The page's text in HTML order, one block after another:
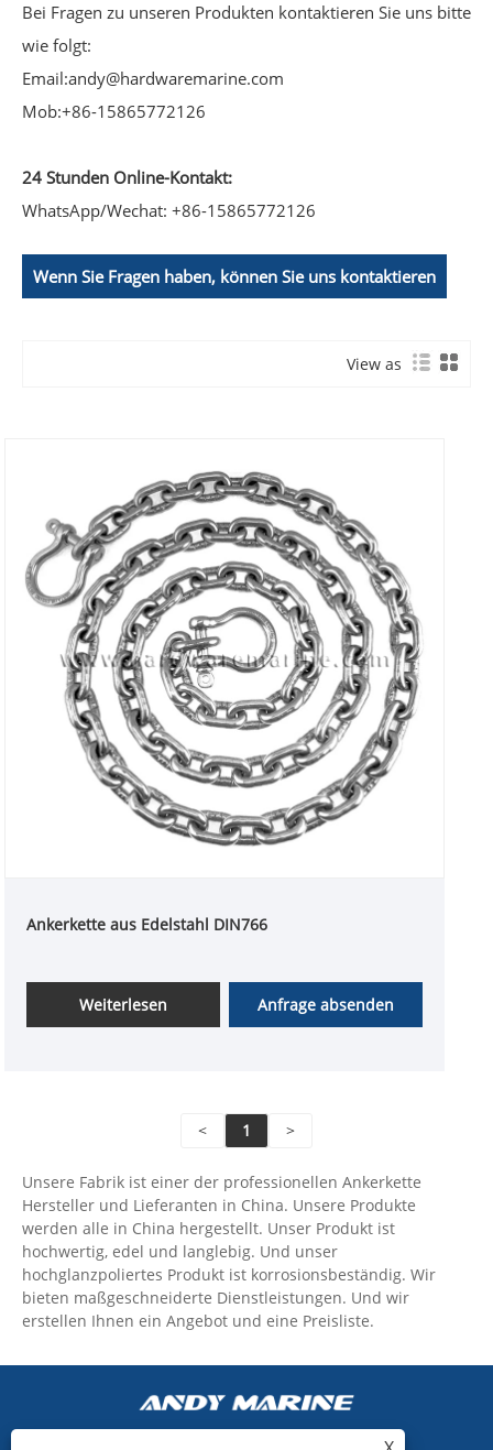
Bei Fragen zu unseren Produkten kontaktieren Sie uns bitte
wie folgt:
Email:andy@hardwaremarine.com
Mob:+86-15865772126
24 Stunden Online-Kontakt:
WhatsApp/Wechat: +86-15865772126
Wenn Sie Fragen haben, können Sie uns kontaktieren
View as
Ankerkette aus Edelstahl DIN766
Weiterlesen Anfrage absenden
< 1 >
Unsere Fabrik ist einer der professionellen Ankerkette
Hersteller und Lieferanten in China. Unsere Produkte
werden alle in China hergestellt. Unser Produkt ist
hochwertig, edel und langlebig. Und unser
hochglanzpoliertes Produkt ist korrosionsbeständig. Wir
bieten maßgeschneiderte Dienstleistungen. Und wir
erstellen Ihnen ein Angebot und eine Preisliste.